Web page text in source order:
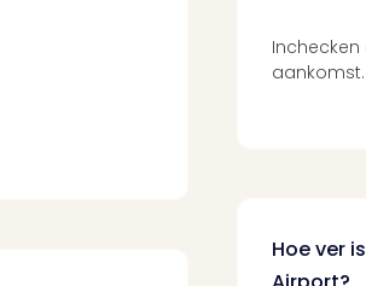
Inchecken
aankomst.
Hoe ver